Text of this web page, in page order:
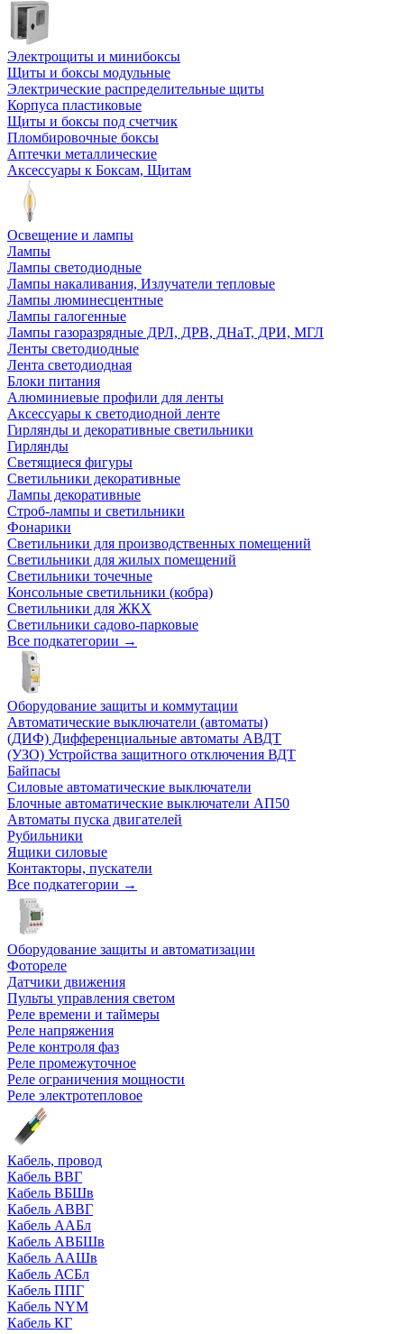
Электрощиты и минибоксы
Щиты и боксы модульные
Электрические распределительные щиты
Корпуса пластиковые
Щиты и боксы под счетчик
Пломбировочные боксы
Аптечки металлические
Аксессуары к Боксам, Щитам
Освещение и лампы
Лампы
Лампы светодиодные
Лампы накаливания, Излучатели тепловые
Лампы люминесцентные
Лампы галогенные
Лампы газоразрядные ДРЛ, ДРВ, ДНаТ, ДРИ, МГЛ
Ленты светодиодные
Лента светодиодная
Блоки питания
Алюминиевые профили для ленты
Аксессуары к светодиодной ленте
Гирлянды и декоративные светильники
Гирлянды
Светящиеся фигуры
Светильники декоративные
Лампы декоративные
Строб-лампы и светильники
Фонарики
Светильники для производственных помещений
Светильники для жилых помещений
Светильники точечные
Консольные светильники (кобра)
Светильники для ЖКХ
Светильники садово-парковые
Все подкатегории →
Оборудование защиты и коммутации
Автоматические выключатели (автоматы)
(ДИФ) Дифференциальные автоматы АВДТ
(УЗО) Устройства защитного отключения ВДТ
Байпасы
Силовые автоматические выключатели
Блочные автоматические выключатели АП50
Автоматы пуска двигателей
Рубильники
Ящики силовые
Контакторы, пускатели
Все подкатегории →
Оборудование защиты и автоматизации
Фотореле
Датчики движения
Пульты управления светом
Реле времени и таймеры
Реле напряжения
Реле контроля фаз
Реле промежуточное
Реле ограничения мощности
Реле электротепловое
Кабель, провод
Кабель ВВГ
Кабель ВБШв
Кабель АВВГ
Кабель ААБл
Кабель АВБШв
Кабель ААШв
Кабель АСБл
Кабель ППГ
Кабель NYM
Кабель КГ